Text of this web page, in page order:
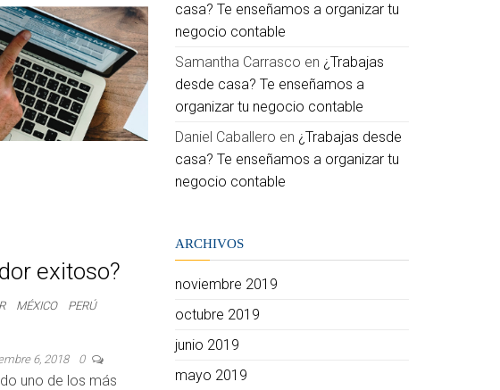
exitoso?
MÉXICO
PERÚ
6, 2018 0
uno de los más
casa? Te enseñamos a organizar tu
negocio contable
Samantha Carrasco en ¿Trabajas
desde casa? Te enseñamos a
organizar tu negocio contable
Daniel Caballero en ¿Trabajas desde
casa? Te enseñamos a organizar tu
negocio contable
ARCHIVOS
noviembre 2019
octubre 2019
junio 2019
mayo 2019